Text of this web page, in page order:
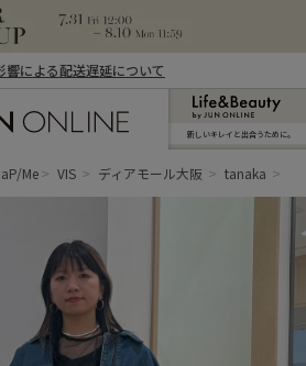
響による配送遅延について
新しいキレイと出合うために。
Me VIS ディアモール大阪 tanaka